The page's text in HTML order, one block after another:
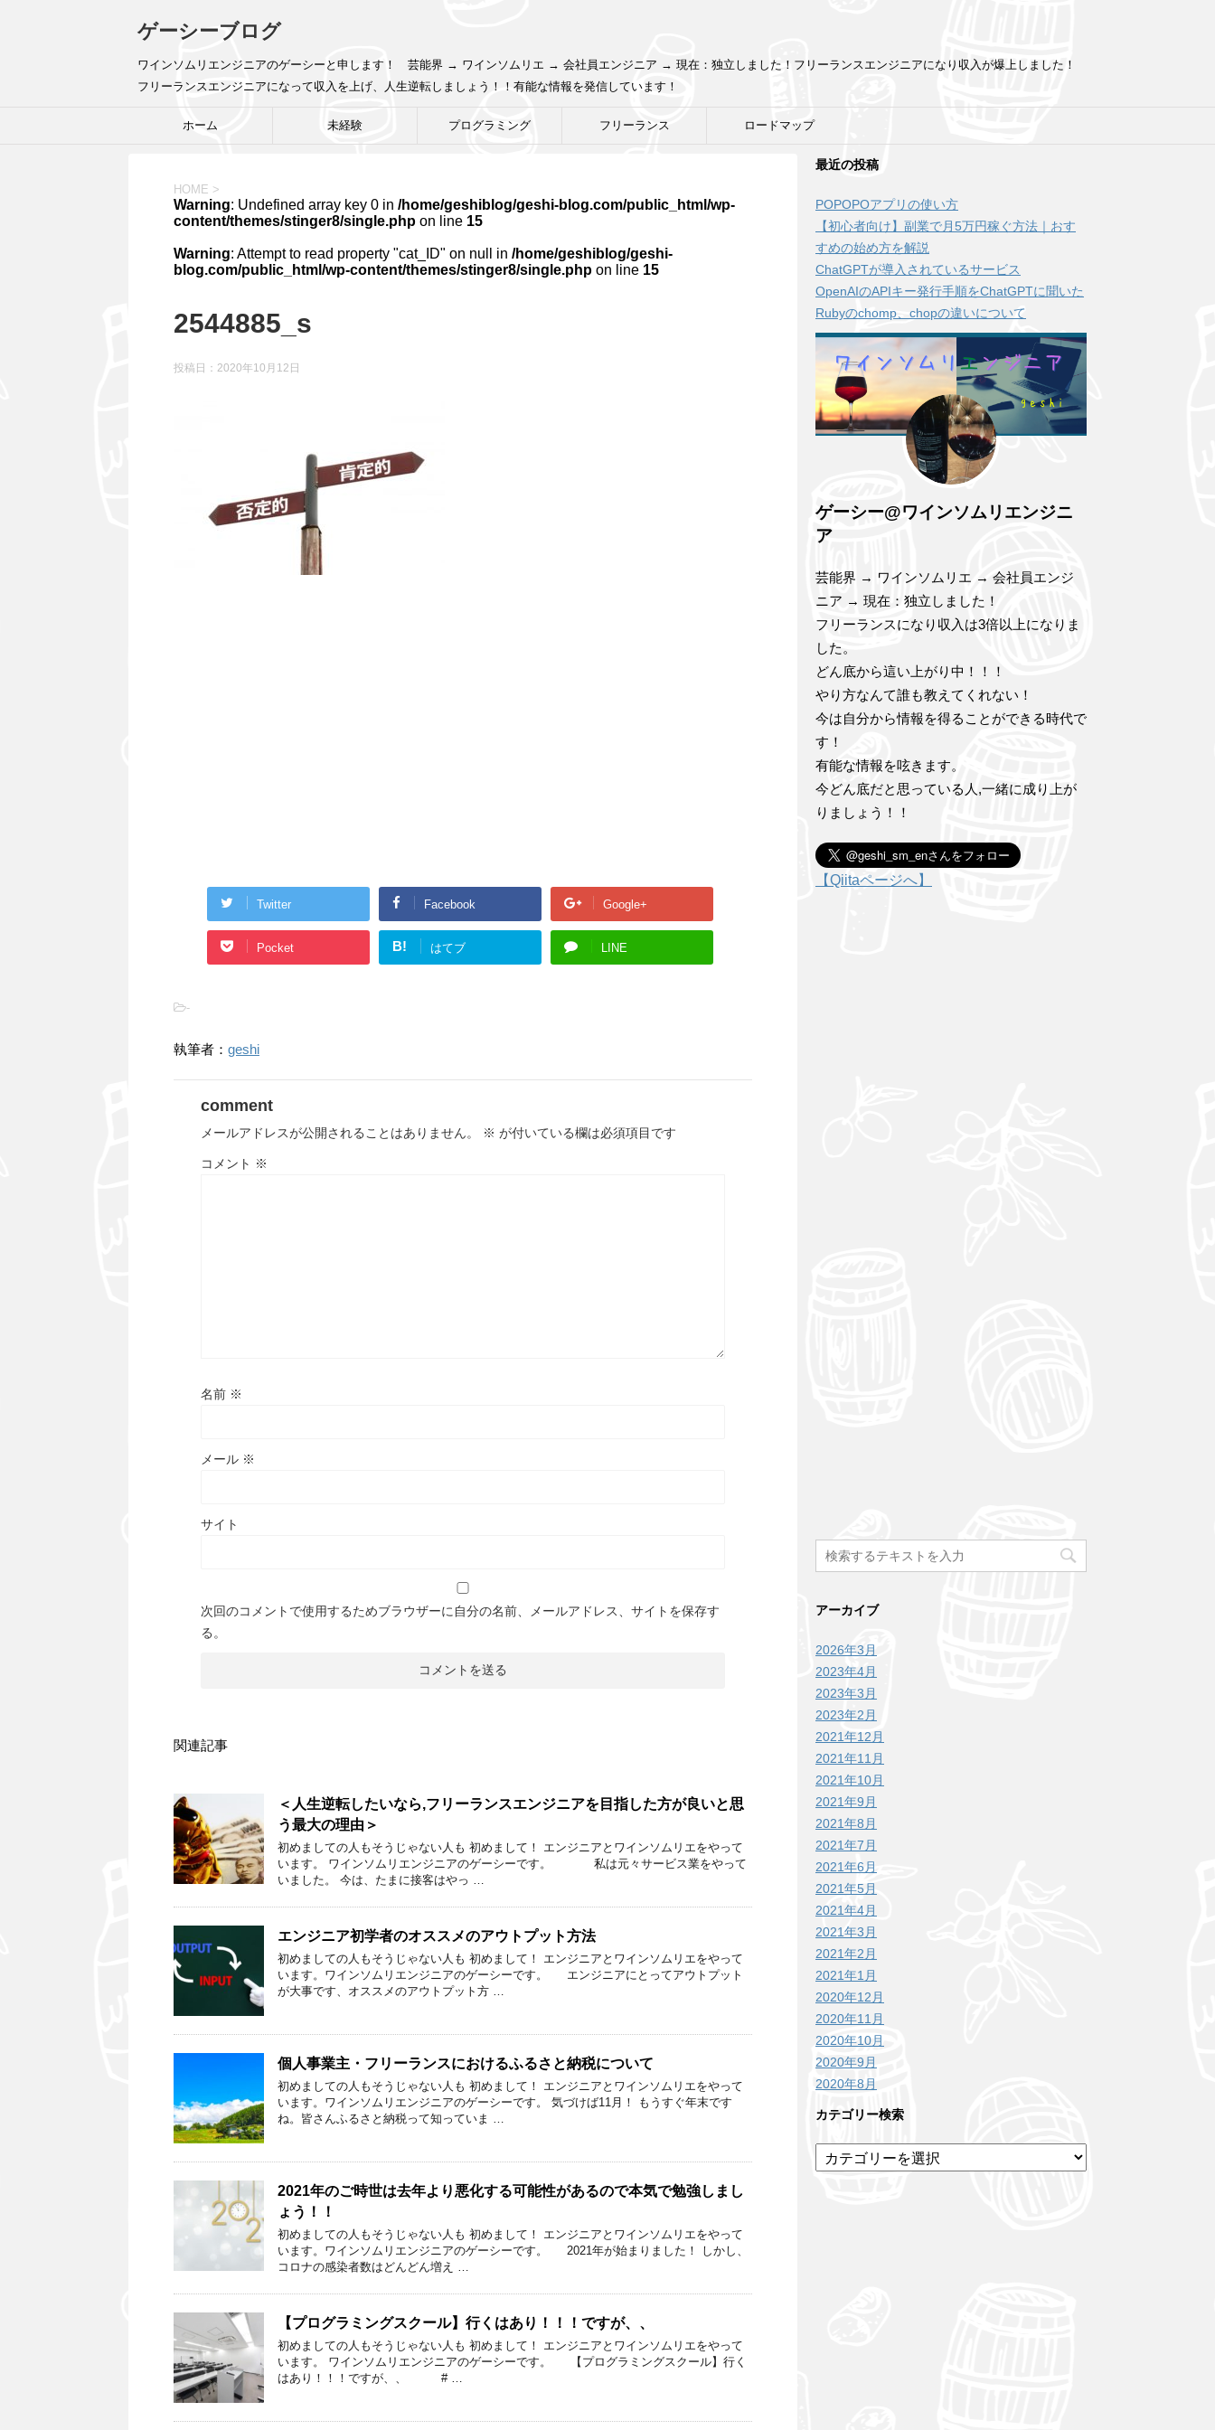
ゲーシーブログ
ワインソムリエンジニアのゲーシーと申します！ 芸能界 → ワインソムリエ → 会社員エンジニア → 現在：独立しました！フリーランスエンジニアになり収入が爆上しました！
フリーランスエンジニアになって収入を上げ、人生逆転しましょう！！有能な情報を発信しています！
ホーム 未経験 プログラミング フリーランス ロードマップ
HOME >
Warning: Undefined array key 0 in /home/geshiblog/geshi-blog.com/public_html/wp-
content/themes/stinger8/single.php on line 15
Warning: Attempt to read property "cat_ID" on null in /home/geshiblog/geshi-
blog.com/public_html/wp-content/themes/stinger8/single.php on line 15
2544885_s
投稿日： 2020年10月12日
Twitter Facebook Google+
Pocket B! はてブ LINE
-
執筆者： geshi
comment
メールアドレスが公開されることはありません。 ※ が付いている欄は必須項目です
コメント ※
名前 ※
メール ※
サイト
次回のコメントで使用するためブラウザーに自分の名前、メールアドレス、サイトを保存す
る。
関連記事
＜人生逆転したいなら,フリーランスエンジニアを目指した方が良いと思
う最大の理由＞
初めましての人もそうじゃない人も 初めまして！ エンジニアとワインソムリエをやって
います。 ワインソムリエンジニアのゲーシーです。 私は元々サービス業をやって
いました。 今は、たまに接客はやっ …
エンジニア初学者のオススメのアウトプット方法
初めましての人もそうじゃない人も 初めまして！ エンジニアとワインソムリエをやって
います。ワインソムリエンジニアのゲーシーです。 エンジニアにとってアウトプット
が大事です、オススメのアウトプット方 …
個人事業主・フリーランスにおけるふるさと納税について
初めましての人もそうじゃない人も 初めまして！ エンジニアとワインソムリエをやって
います。ワインソムリエンジニアのゲーシーです。 気づけば11月！ もうすぐ年末です
ね。皆さんふるさと納税って知っていま …
2021年のご時世は去年より悪化する可能性があるので本気で勉強しまし
ょう！！
初めましての人もそうじゃない人も 初めまして！ エンジニアとワインソムリエをやって
います。ワインソムリエンジニアのゲーシーです。 2021年が始まりました！ しかし、
コロナの感染者数はどんどん増え …
【プログラミングスクール】行くはあり！！！ですが、、
初めましての人もそうじゃない人も 初めまして！ エンジニアとワインソムリエをやって
います。 ワインソムリエンジニアのゲーシーです。 【プログラミングスクール】行く
はあり！！！ですが、、 # …
最近の投稿
POPOPOアプリの使い方
【初心者向け】副業で月5万円稼ぐ方法｜おす
すめの始め方を解説
ChatGPTが導入されているサービス
OpenAIのAPIキー発行手順をChatGPTに聞いた
Rubyのchomp、chopの違いについて
ゲーシー@ワインソムリエンジニ
ア
芸能界 → ワインソムリエ → 会社員エンジ
ニア → 現在：独立しました！
フリーランスになり収入は3倍以上になりま
した。
どん底から這い上がり中！！！
やり方なんて誰も教えてくれない！
今は自分から情報を得ることができる時代で
す！
有能な情報を呟きます。
今どん底だと思っている人,一緒に成り上が
りましょう！！
【Qiitaページへ】
アーカイブ
2026年3月
2023年4月
2023年3月
2023年2月
2021年12月
2021年11月
2021年10月
2021年9月
2021年8月
2021年7月
2021年6月
2021年5月
2021年4月
2021年3月
2021年2月
2021年1月
2020年12月
2020年11月
2020年10月
2020年9月
2020年8月
カテゴリー検索
テ